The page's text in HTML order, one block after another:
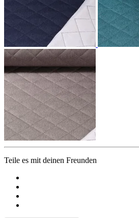
Teile es mit deinen Freunden